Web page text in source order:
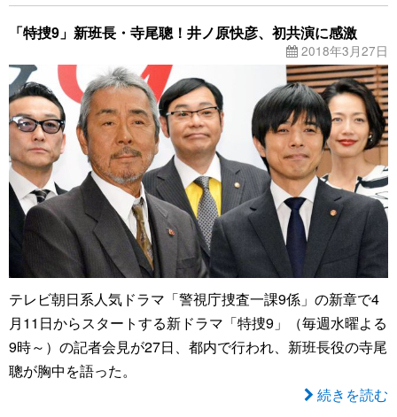
「特捜9」新班長・寺尾聰！井ノ原快彦、初共演に感激
2018年3月27日
テレビ朝日系人気ドラマ「警視庁捜査一課9係」の新章で4
月11日からスタートする新ドラマ「特捜9」（毎週水曜よる
9時～）の記者会見が27日、都内で行われ、新班長役の寺尾
聰が胸中を語った。
続きを読む